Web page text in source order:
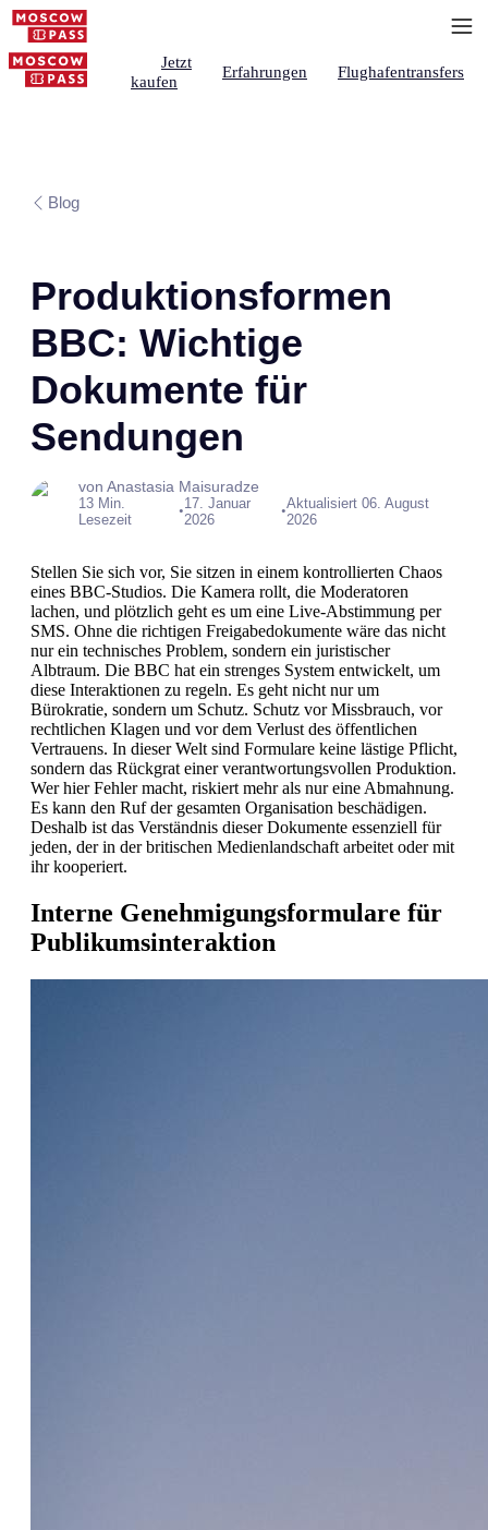
Jetzt
kaufen
Erfahrungen Flughafentransfers
Blog
Produktionsformen
BBC: Wichtige
Dokumente für
Sendungen
von Anastasia Maisuradze
13 Min.
Lesezeit
•17. Januar
2026
•Aktualisiert 06. August
2026
Stellen Sie sich vor, Sie sitzen in einem kontrollierten Chaos
eines BBC-Studios. Die Kamera rollt, die Moderatoren
lachen, und plötzlich geht es um eine Live-Abstimmung per
SMS. Ohne die richtigen Freigabedokumente wäre das nicht
nur ein technisches Problem, sondern ein juristischer
Albtraum. Die BBC hat ein strenges System entwickelt, um
diese Interaktionen zu regeln. Es geht nicht nur um
Bürokratie, sondern um Schutz. Schutz vor Missbrauch, vor
rechtlichen Klagen und vor dem Verlust des öffentlichen
Vertrauens. In dieser Welt sind Formulare keine lästige Pflicht,
sondern das Rückgrat einer verantwortungsvollen Produktion.
Wer hier Fehler macht, riskiert mehr als nur eine Abmahnung.
Es kann den Ruf der gesamten Organisation beschädigen.
Deshalb ist das Verständnis dieser Dokumente essenziell für
jeden, der in der britischen Medienlandschaft arbeitet oder mit
ihr kooperiert.
Interne Genehmigungsformulare für
Publikumsinteraktion